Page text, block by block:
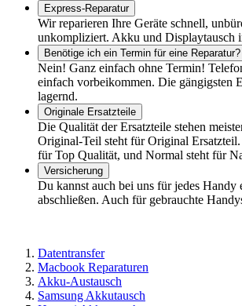
Express-Reparatur
Wir reparieren Ihre Geräte schnell,
unkompliziert. Akku und Displaytausch
Benötige ich ein Termin für eine Reparatur?
Nein! Ganz einfach ohne Termin!
einfach vorbeikommen. Die gängigsten
lagernd.
Originale Ersatzteile
Die Qualität der Ersatzteile stehen
Original-Teil steht für Original
für Top Qualität, und Normal steht für
Versicherung
Du kannst auch bei uns für jedes Handy
abschließen. Auch für gebrauchte
Datentransfer
Macbook Reparaturen
Akku-Austausch
Samsung Akkutausch